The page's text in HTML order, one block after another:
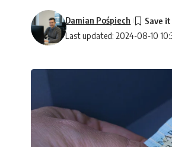
Last updated: 2024-08-10
Damian Pośpiech